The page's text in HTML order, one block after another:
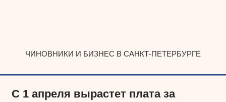
ЧИНОВНИКИ И БИЗНЕС В САНКТ-ПЕТЕРБУРГЕ
С 1 апреля вырастет плата за